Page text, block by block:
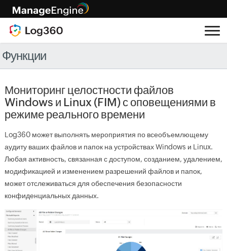
Функции
Мониторинг целостности файлов
Windows и Linux (FIM) с оповещениями в
режиме реального времени
Log360 может выполнять мероприятия по всеобъемлющему
аудиту ваших файлов и папок на устройствах Windows и Linux.
Любая активность, связанная с доступом, созданием, удалением,
модификацией и изменением разрешений файлов и папок,
может отслеживаться для обеспечения безопасности
конфиденциальных данных.